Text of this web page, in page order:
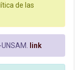
de las
link